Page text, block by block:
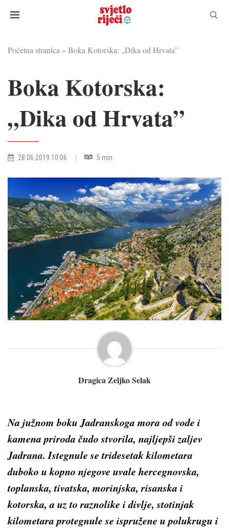
Početna stranica » Boka Kotorska: „Dika od Hrvata”
Boka Kotorska:
„Dika od Hrvata”
28.06.2019 10:06 5 min
Dragica Zeljko Selak
Na južnom boku Jadranskoga mora od vode i
kamena priroda čudo stvorila, najljepši zaljev
Jadrana. Istegnule se tridesetak kilometara
duboko u kopno njegove uvale hercegnovska,
toplanska, tivatska, morinjska, risanska i
kotorska, a uz to raznolike i divlje, stotinjak
kilometara protegnule se ispružene u polukrugu i